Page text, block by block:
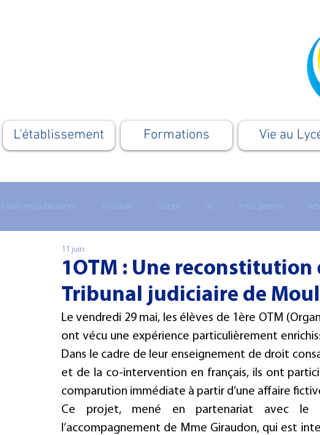
L'établissement Formations Vie au
Toutes les publications Pastorale Europe 3C Infos parents
Lycée technologique
3e PMET
1OTM : Une
Tribunal judiciaire de
11 juin
Le vendredi 29 mai, les élèves de 1ère OTM
ont vécu une expérience particulièrement
Dans le cadre de leur enseignement de droit
et de la co-intervention en français, ils ont
comparution immédiate à partir d’une affaire
Ce projet, mené en partenariat avec le
l’accompagnement de Mme Giraudon, qui est